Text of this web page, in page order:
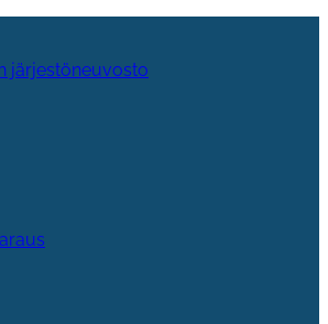
järjestöneuvosto